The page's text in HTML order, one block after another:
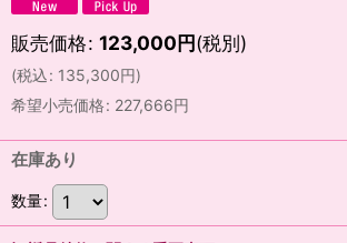
販売価格: 123,000円(税別)
(税込: 135,300円)
希望小売価格: 227,666円
在庫あり
数量: